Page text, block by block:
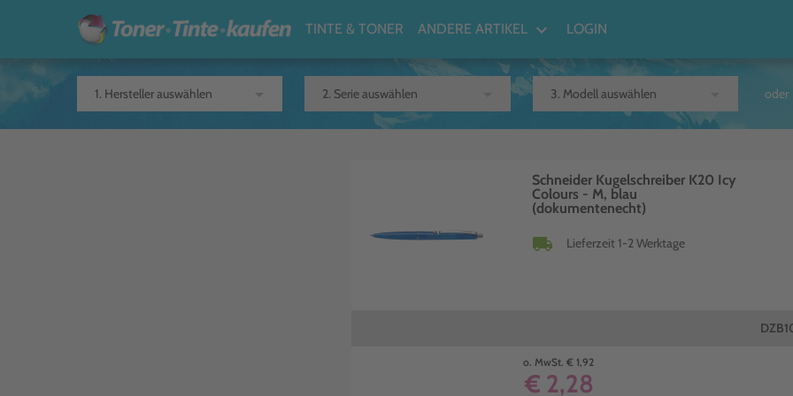
TINTE & TONER ANDERE ARTIKEL keyboard_arrow_down LOGIN
oder
Schneider Kugelschreiber K20 Icy
Colours - M, blau
(dokumentenecht)
local_shipping Lieferzeit 1-2 Werktage
o. MwSt. € 1,92
€ 2,28